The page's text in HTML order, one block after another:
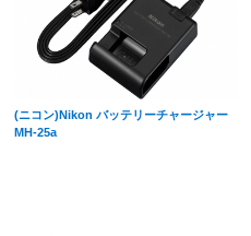
(ニコン)Nikon バッテリーチャージャー
MH-25a